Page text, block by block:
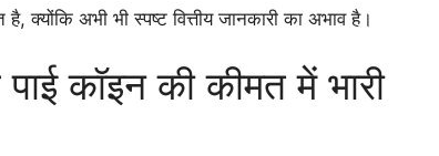
क्योंकि अभी भी स्पष्ट वित्तीय जानकारी का अभाव है।
कॉइन की कीमत में भारी